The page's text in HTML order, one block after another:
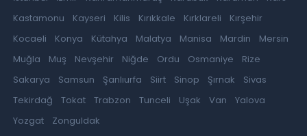
Kastamonu
Kayseri Kilis Kırıkkale Kırklareli
Kırşehir
Kocaeli
Konya Kütahya Malatya Manisa Mardin
Mersin
Muğla
Muş Nevşehir Niğde Ordu Osmaniye
Rize
Sakarya
Samsun Şanlıurfa Siirt Sinop Şırnak
Sivas
Tekirdağ
Tokat Trabzon Tunceli Uşak Van
Yalova
Yozgat
Zonguldak